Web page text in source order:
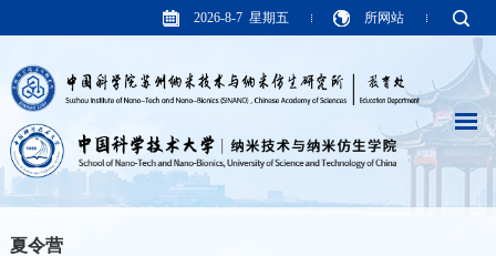
2026-8-7 星期五 所网站
夏令营